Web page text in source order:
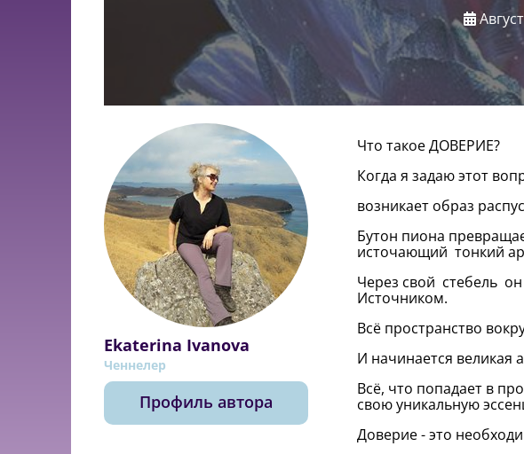
Ekaterina Ivanova
Ченнелер
Профиль автора
Что такое ДОВЕРИЕ?
Когда я задаю этот
возникает образ
Бутон пиона
источающий тонкий
Через свой стебель
Источником.
Всё пространство
И начинается великая
Всё, что попадает в
свою уникальную
Доверие - это